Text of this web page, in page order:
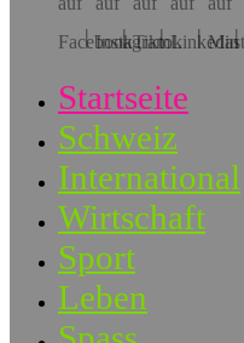
Startseite
Schweiz
International
Wirtschaft
Sport
Leben